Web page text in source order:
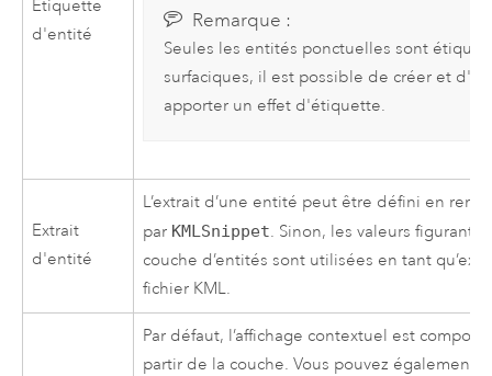
Etiquette
d'entité
Remarque :
Seules les entités ponctuelles sont
surfaciques, il est possible de créer et
apporter un effet d'étiquette.
Extrait
d'entité
L’extrait d’une entité peut être défini en
par KMLSnippet. Sinon, les valeurs figurant
couche d’entités sont utilisées en tant
fichier KML.
Par défaut, l’affichage contextuel est
partir de la couche. Vous pouvez également